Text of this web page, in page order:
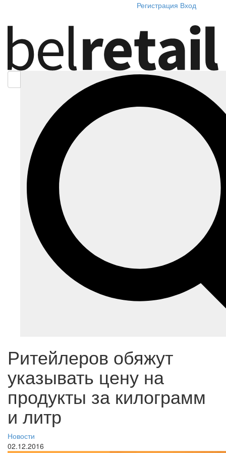
Регистрация Вход
Ритейлеров обяжут
указывать цену на
продукты за килограмм
и литр
Новости
02.12.2016